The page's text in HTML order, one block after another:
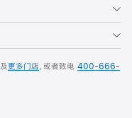
及更多门店，或者致电 400-666-